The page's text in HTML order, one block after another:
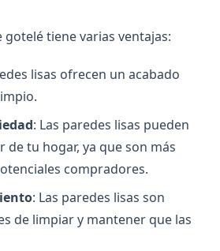
gotelé tiene varias ventajas:
lisas ofrecen un acabado
: Las paredes lisas pueden
de tu hogar, ya que son más
compradores.
: Las paredes lisas son
de limpiar y mantener que las